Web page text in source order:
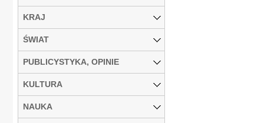
KRAJ
ŚWIAT
PUBLICYSTYKA, OPINIE
KULTURA
NAUKA